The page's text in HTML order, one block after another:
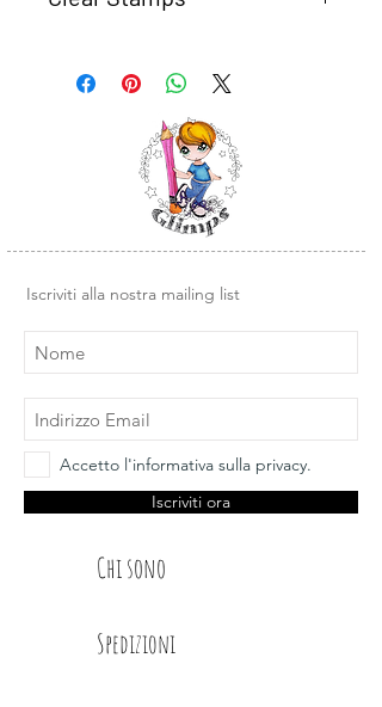
realizzati con fotomolimero
trasparente di alta qualità.
Semplici da usare, basta rimuovere il
timbro dal supporto trasparente e
posizionarlo su un blocco di acrilico o
un altra base liscia in plexiglass.
Iscriviti alla nostra mailing list
Accetto l'informativa sulla privacy.
Iscriviti ora
Chi sono
Spedizioni